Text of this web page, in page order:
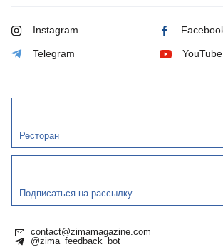
Instagram
Telegram YouTube
Ресторан
Подписаться на рассылку
contact@zimamagazine.com
@zima_feedback_bot